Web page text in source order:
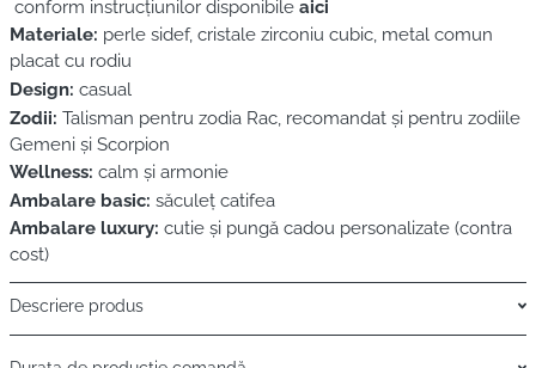
conform instrucțiunilor disponibile aici
Materiale: perle sidef, cristale zirconiu cubic, metal comun
placat cu rodiu
Design: casual
Zodii: Talisman pentru zodia Rac, recomandat și pentru zodiile
Gemeni și Scorpion
Wellness: calm și armonie
Ambalare basic: săculeț catifea
Ambalare luxury: cutie și pungă cadou personalizate (contra
cost)
Descriere produs